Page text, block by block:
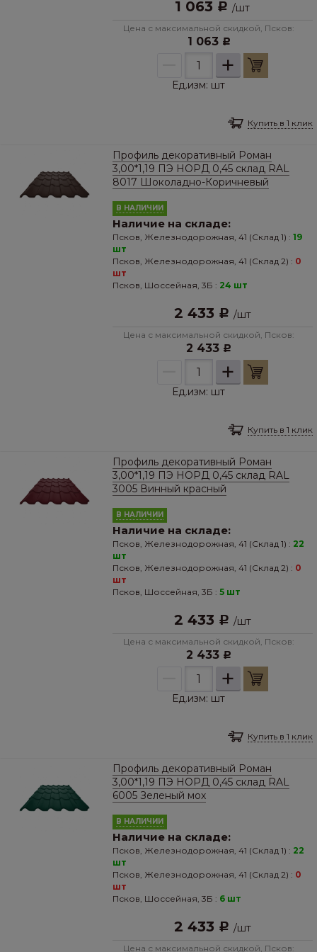
1 063 Р /шт
Цена с максимальной скидкой, Псков:
1 063 Р
+
Ед.изм: шт
Купить в 1 клик
Профиль декоративный Роман
3,00*1,19 ПЭ НОРД 0,45 склад RAL
8017 Шоколадно-Коричневый
В НАЛИЧИИ
Наличие на складе:
Псков, Железнодорожная, 41 (Склад 1) : 19
шт
Псков, Железнодорожная, 41 (Склад 2) : 0
шт
Псков, Шоссейная, 3Б : 24 шт
2 433 Р /шт
Цена с максимальной скидкой, Псков:
2 433 Р
+
Ед.изм: шт
Купить в 1 клик
Профиль декоративный Роман
3,00*1,19 ПЭ НОРД 0,45 склад RAL
3005 Винный красный
В НАЛИЧИИ
Наличие на складе:
Псков, Железнодорожная, 41 (Склад 1) : 22
шт
Псков, Железнодорожная, 41 (Склад 2) : 0
шт
Псков, Шоссейная, 3Б : 5 шт
2 433 Р /шт
Цена с максимальной скидкой, Псков:
2 433 Р
+
Ед.изм: шт
Купить в 1 клик
Профиль декоративный Роман
3,00*1,19 ПЭ НОРД 0,45 склад RAL
6005 Зеленый мох
В НАЛИЧИИ
Наличие на складе:
Псков, Железнодорожная, 41 (Склад 1) : 22
шт
Псков, Железнодорожная, 41 (Склад 2) : 0
шт
Псков, Шоссейная, 3Б : 6 шт
2 433 Р /шт
Цена с максимальной скидкой, Псков: